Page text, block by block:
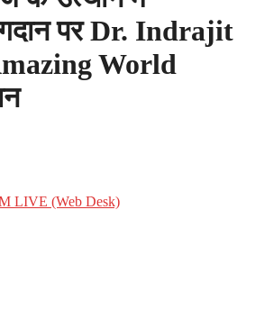
पर Dr. Indrajit
World
LIVE (Web Desk)